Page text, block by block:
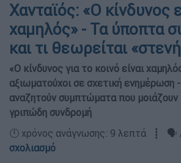
Χανταϊός: «Ο κίνδυνος
χαμηλός» - Τα ύποπτα
και τι θεωρείται
«Ο κίνδυνος για το κοινό είναι
αξιωματούχοι σε σχετική ενημέρωση
αναζητούν συμπτώματα που
γριπώδη συνδρομή
🕛 χρόνος ανάγνωσης: 9 λεπτά ┋ 🗣️
σχολιασμό